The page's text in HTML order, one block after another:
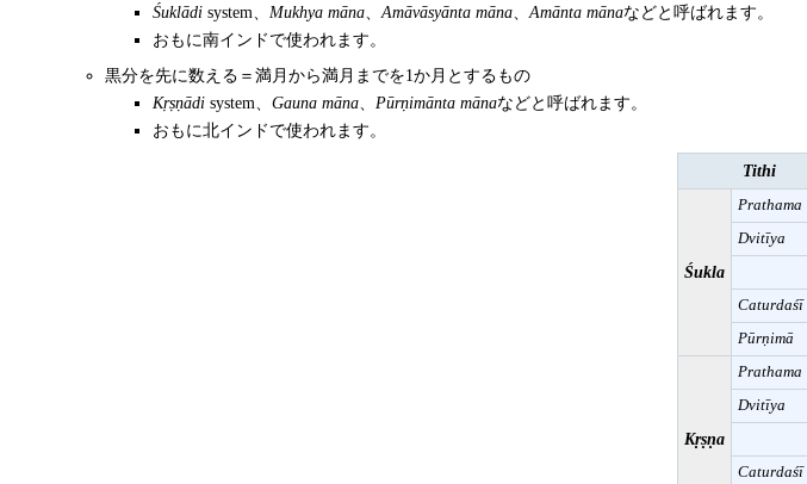
Śuklādi system、 Mukhya māna Amāvāsyānta māna Amānta mānaなどと呼ばれます。
おもに南インドで使われます。
黒分を先に数える＝満月から満月までを1か月とするもの
Kṛṣṇādi system、 Gauna māna Pūrṇimānta mānaなどと呼ばれます。
おもに北インドで使われます。
Tithi
Śukla
Prathama
Dvitīya
Caturdaśī
Pūrṇimā
Kṛṣṇa
Prathama
Dvitīya
Caturdaśī